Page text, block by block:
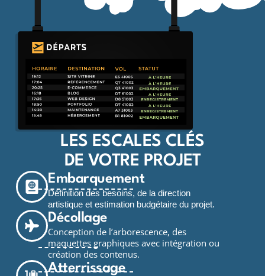
LES ESCALES CLÉS
DE VOTRE PROJET
Embarquement
Définition des besoins, de la direction
artistique et estimation budgétaire du projet.
Décollage
Conception de l’arborescence, des
maquettes graphiques avec intégration ou
création des contenus.
Atterrissage